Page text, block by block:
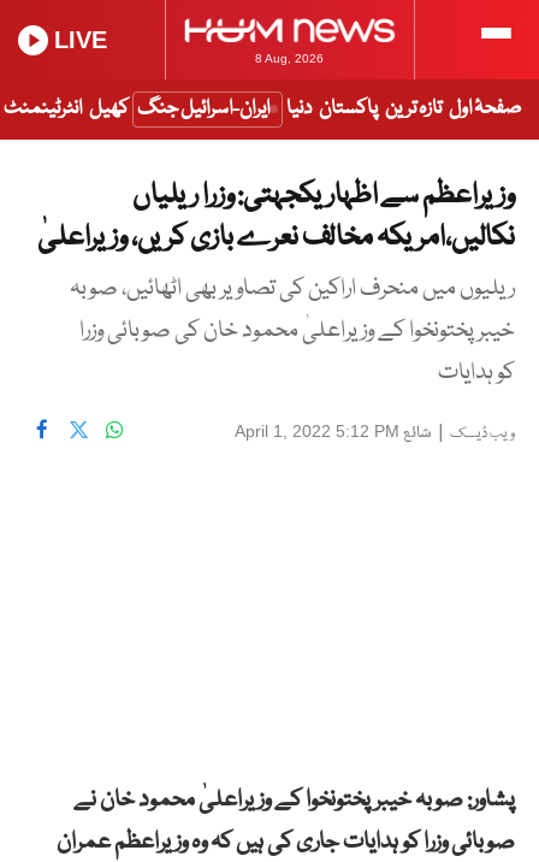
8 Aug, 2026
LIVE
صفحۂ اول تازہ ترین پاکستان دنیا ایران-اسرائیل جنگ کھیل انٹرٹینمنٹ
وزیراعظم سے اظہاریکجہتی: وزرا ریلیاں
نکالیں،امریکہ مخالف نعرے بازی کریں، وزیراعلیٰ
ریلیوں میں منحرف اراکین کی تصاویر بھی اٹھائیں، صوبہ
خیبرپختونخوا کے وزیراعلیٰ محمود خان کی صوبائی وزرا
کو ہدایات
ویب ڈیسک | شائع April 1, 2022 5:12 PM
پشاور: صوبہ خیبرپختونخوا کے وزیراعلیٰ محمود خان نے
صوبائی وزرا کو ہدایات جاری کی ہیں کہ وہ وزیراعظم عمران